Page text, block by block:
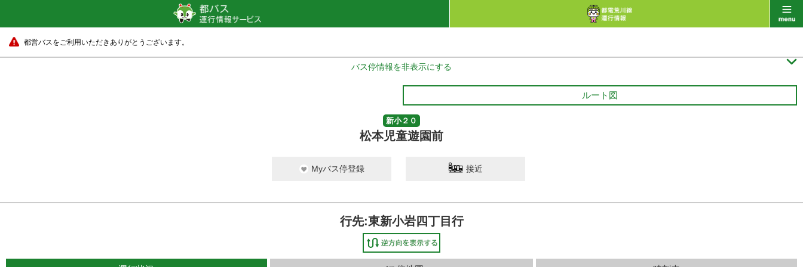
都営バスをご利用いただきありがとうございます。
バス停情報を非表示にする 
ルート図
新小２０
松本児童遊園前
Myバス停登録 接近
行先:東新小岩四丁目行